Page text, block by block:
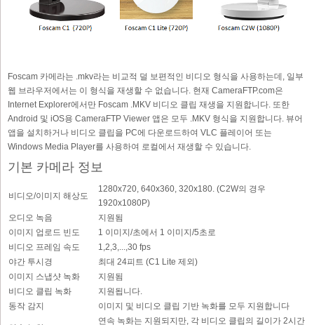
Foscam 카메라는 .mkv라는 비교적 덜 보편적인 비디오 형식을 사용하는데, 일부
웹 브라우저에서는 이 형식을 재생할 수 없습니다. 현재 CameraFTP.com은
Internet Explorer에서만 Foscam .MKV 비디오 클립 재생을 지원합니다. 또한
Android 및 iOS용 CameraFTP Viewer 앱은 모두 .MKV 형식을 지원합니다. 뷰어
앱을 설치하거나 비디오 클립을 PC에 다운로드하여 VLC 플레이어 또는
Windows Media Player를 사용하여 로컬에서 재생할 수 있습니다.
기본 카메라 정보
비디오/이미지 해상도
1280x720, 640x360, 320x180. (C2W의 경우
1920x1080P)
오디오 녹음
지원됨
이미지 업로드 빈도
1 이미지/초에서 1 이미지/5초로
비디오 프레임 속도
1,2,3,...,30 fps
야간 투시경
최대 24피트 (C1 Lite 제외)
이미지 스냅샷 녹화
지원됨
비디오 클립 녹화
지원됩니다.
동작 감지
이미지 및 비디오 클립 기반 녹화를 모두 지원합니다
연속 녹화는 지원되지만, 각 비디오 클립의 길이가 2시간